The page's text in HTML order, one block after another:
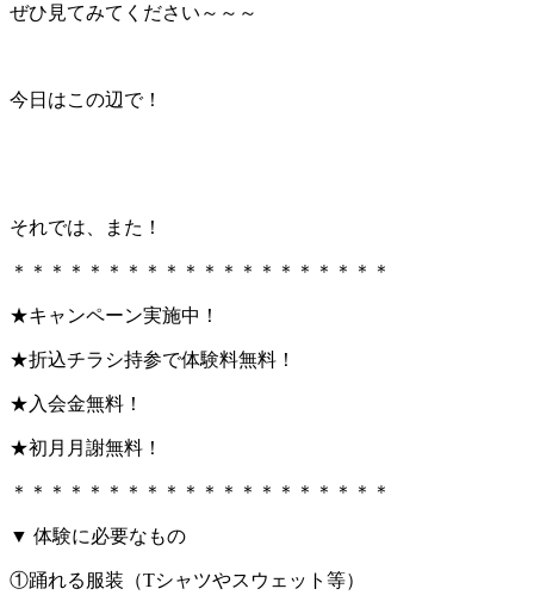
ぜひ見てみてください～～～
今日はこの辺で！
それでは、また！
＊＊＊＊＊＊＊＊＊＊＊＊＊＊＊＊＊＊＊＊
★キャンペーン実施中！
★折込チラシ持参で体験料無料！
★入会金無料！
★初月月謝無料！
＊＊＊＊＊＊＊＊＊＊＊＊＊＊＊＊＊＊＊＊
▼ 体験に必要なもの
①踊れる服装（Tシャツやスウェット等）